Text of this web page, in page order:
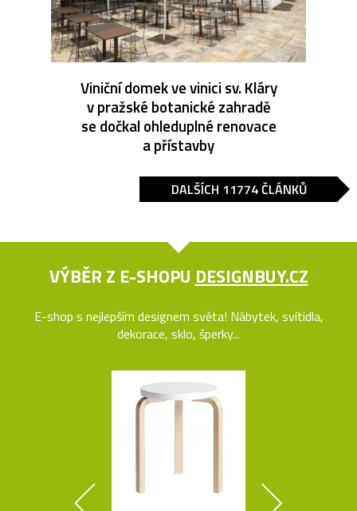
Viniční domek ve vinici sv. Kláry
v pražské botanické zahradě
se dočkal ohleduplné renovace
a přístavby
DALŠÍCH 11774 ČLÁNKŮ
VÝBĚR Z E-SHOPU DESIGNBUY.CZ
E-shop s nejlepším designem světa! Nábytek, svítidla,
dekorace, sklo, šperky...